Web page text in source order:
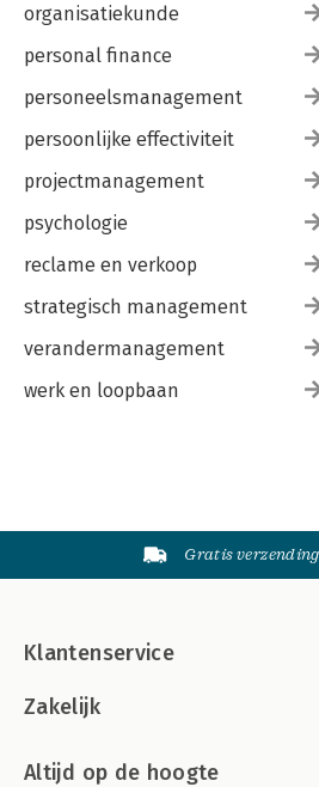
organisatiekunde
personal finance
personeelsmanagement
persoonlijke effectiviteit
projectmanagement
psychologie
reclame en verkoop
strategisch management
verandermanagement
werk en loopbaan
Gratis
Klantenservice
Zakelijk
Altijd op de hoogte